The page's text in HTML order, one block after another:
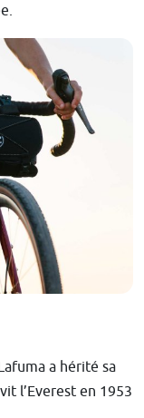
a hérité sa
l’Everest en 1953